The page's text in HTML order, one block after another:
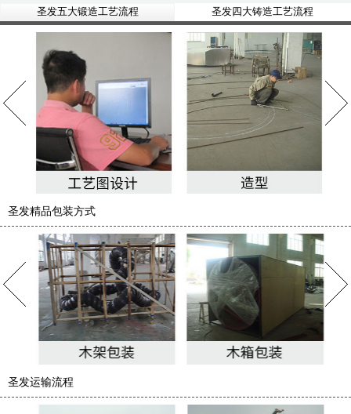
圣发五大锻造工艺流程 圣发四大铸造工艺流程
圣发精品包装方式
圣发运输流程